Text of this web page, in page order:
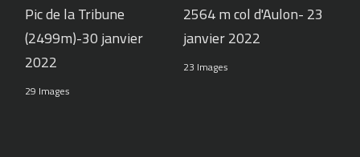
Pic de la Tribune
(2499m)-30 janvier
2022
29 Images
2564 m col d'Aulon- 23
janvier 2022
23 Images